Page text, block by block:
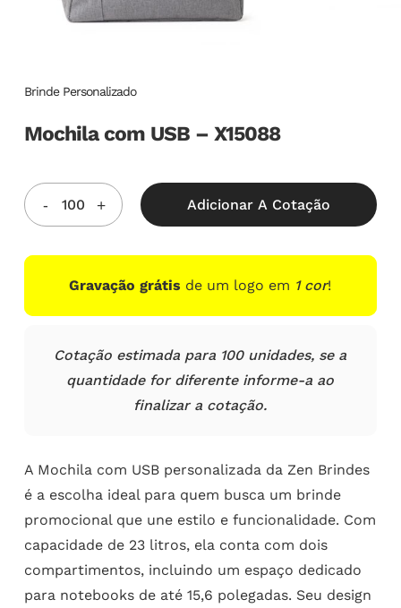
Brinde Personalizado
Mochila com USB – X15088
Adicionar A Cotação
Gravação grátis de um logo em 1 cor!
Cotação estimada para 100 unidades, se a
quantidade for diferente informe-a ao
finalizar a cotação.
A Mochila com USB personalizada da Zen Brindes
é a escolha ideal para quem busca um brinde
promocional que une estilo e funcionalidade. Com
capacidade de 23 litros, ela conta com dois
compartimentos, incluindo um espaço dedicado
para notebooks de até 15,6 polegadas. Seu design